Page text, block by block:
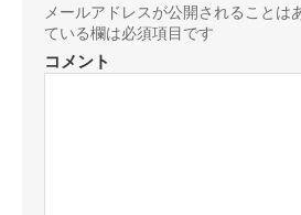
メールアドレスが公開されることは
ている欄は必須項目です
コメント